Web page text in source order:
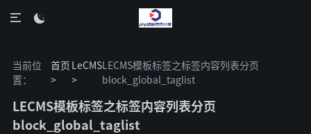

当前位
置：
首页
>
LeCMS
>
LECMS模板标签之标签内容列表分页
block_global_taglist
LECMS模板标签之标签内容列表分页
block_global_taglist